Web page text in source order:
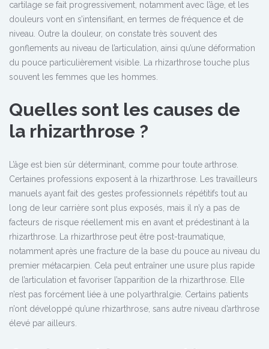
cartilage se fait progressivement, notamment avec l’âge, et les
douleurs vont en s’intensifiant, en termes de fréquence et de
niveau. Outre la douleur, on constate très souvent des
gonflements au niveau de l’articulation, ainsi qu’une déformation
du pouce particulièrement visible. La rhizarthrose touche plus
souvent les femmes que les hommes.
Quelles sont les causes de
la rhizarthrose ?
L’âge est bien sûr déterminant, comme pour toute arthrose.
Certaines professions exposent à la rhizarthrose. Les travailleurs
manuels ayant fait des gestes professionnels répétitifs tout au
long de leur carrière sont plus exposés, mais il n’y a pas de
facteurs de risque réellement mis en avant et prédestinant à la
rhizarthrose. La rhizarthrose peut être post-traumatique,
notamment après une fracture de la base du pouce au niveau du
premier métacarpien. Cela peut entraîner une usure plus rapide
de l’articulation et favoriser l’apparition de la rhizarthrose. Elle
n’est pas forcément liée à une polyarthralgie. Certains patients
n’ont développé qu’une rhizarthrose, sans autre niveau d’arthrose
élevé par ailleurs.